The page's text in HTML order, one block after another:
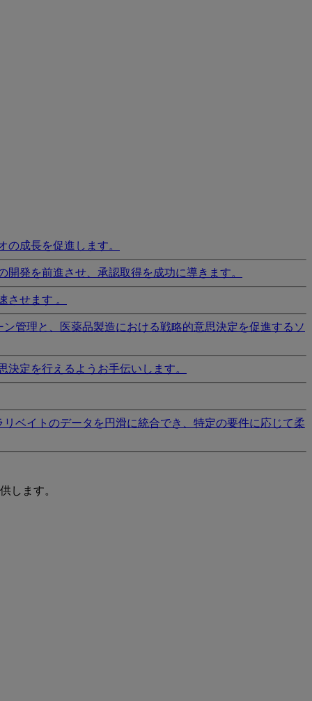
成長を促進します。
発を前進させ、承認取得を成功に導きます。
せます 。
管理と、医薬品製造における戦略的意思決定を促進するソ
定を行えるようお手伝いします。
ベイトのデータを円滑に統合でき、特定の要件に応じて柔
します。